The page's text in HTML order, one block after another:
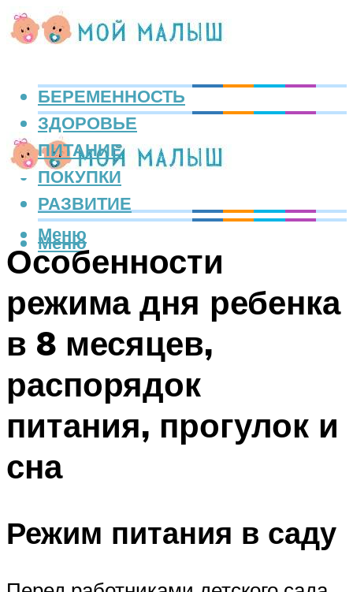
БЕРЕМЕННОСТЬ
ЗДОРОВЬЕ
ПИТАНИЕ
ПОКУПКИ
РАЗВИТИЕ
Меню
Меню
Особенности
режима дня ребенка
в 8 месяцев,
распорядок
питания, прогулок и
сна
Режим питания в саду